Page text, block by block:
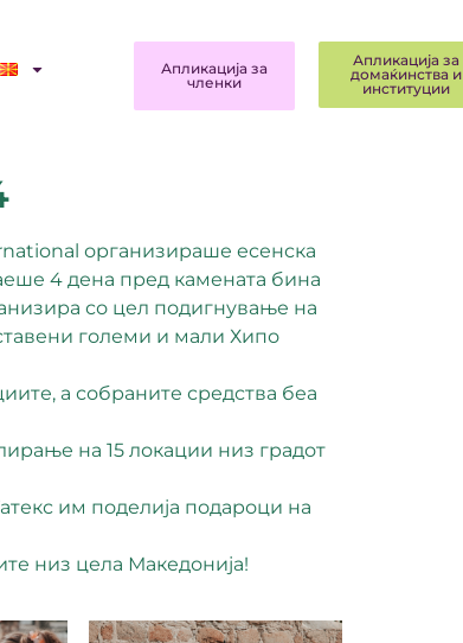
Апликација за
членки
Апликација за
домаќинства и
институции
организираше есенска
4 дена пред камената бина
со цел подигнување на
големи и мали Хипо
а собраните средства беа
на 15 локации низ градот
им поделија подароци на
низ цела Македонија!